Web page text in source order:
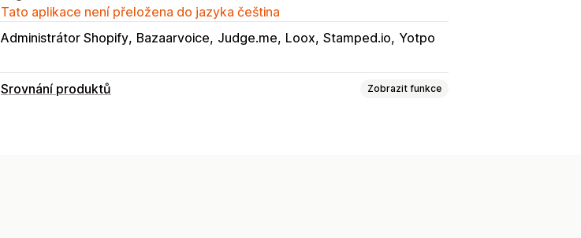
Tato aplikace není přeložena do jazyka čeština
Administrátor Shopify Bazaarvoice Judge.me Loox Stamped.io Yotpo
Srovnání produktů Zobrazit funkce